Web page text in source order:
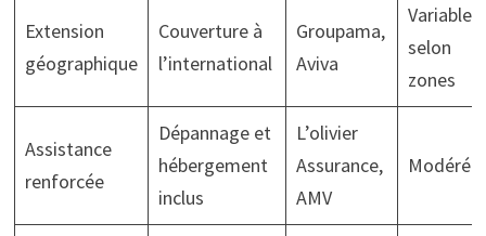
Extension
géographique
Couverture à
l’international
Groupama,
Aviva
Variable
selon
zones
Assistance
renforcée
Dépannage et
hébergement
inclus
L’olivier
Assurance,
AMV
Modéré